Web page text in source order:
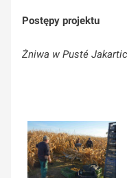
Postępy projektu
Żniwa w Pusté